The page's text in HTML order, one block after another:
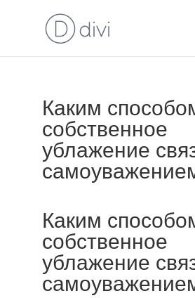
Каким
собственное
ублажение
Каким
собственное
ублажение